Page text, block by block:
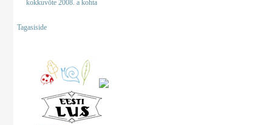
kokkuvõte 2008. a kohta
Tagasiside